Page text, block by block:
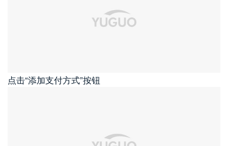
点击“添加支付方式”按钮